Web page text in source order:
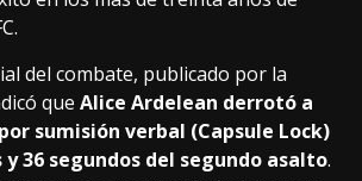
del combate, publicado por la
que Alice Ardelean derrotó a
sumisión verbal (Capsule Lock)
36 segundos del segundo asalto.